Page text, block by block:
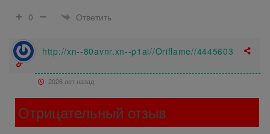
0
Ответить
http://xn--80avnr.xn--p1ai//Oriflame//4445603
2026 лет назад
Отрицательный отзыв